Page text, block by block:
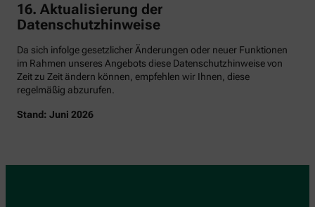
16. Aktualisierung der
Datenschutzhinweise
Da sich infolge gesetzlicher Änderungen oder neuer Funktionen
im Rahmen unseres Angebots diese Datenschutzhinweise von
Zeit zu Zeit ändern können, empfehlen wir Ihnen, diese
regelmäßig abzurufen.
Stand: Juni 2026